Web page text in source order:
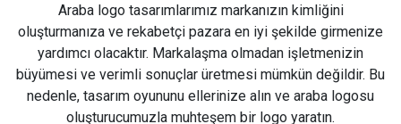
Araba logo tasarımlarımız markanızın kimliğini
oluşturmanıza ve rekabetçi pazara en iyi şekilde girmenize
yardımcı olacaktır. Markalaşma olmadan işletmenizin
büyümesi ve verimli sonuçlar üretmesi mümkün değildir. Bu
nedenle, tasarım oyununu ellerinize alın ve araba logosu
oluşturucumuzla muhteşem bir logo yaratın.